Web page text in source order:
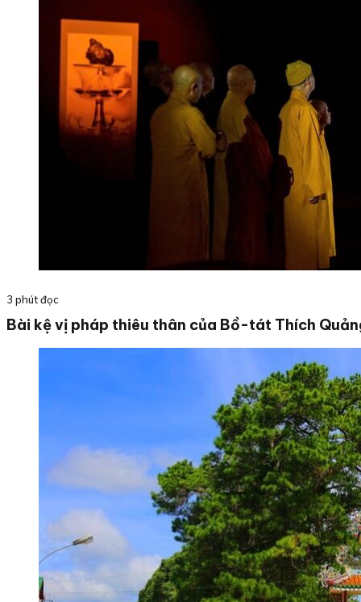
3 phút đọc
Bài kệ vị pháp thiêu thân của Bồ-tát Thích